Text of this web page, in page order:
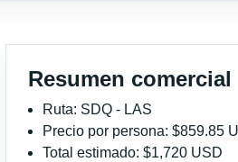
Resumen comercial
Ruta: SDQ - LAS
Precio por persona: $859.85
Total estimado: $1,720 USD